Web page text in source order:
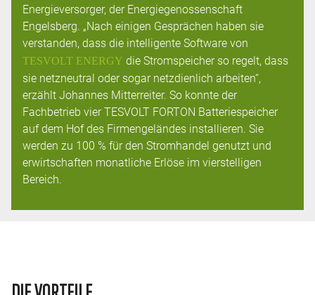
Energieversorger, der Energiegenossenschaft
Engelsberg. „Nach einigen Gesprächen haben sie
verstanden, dass die intelligente Software von
TESVOLT ENERGY die Stromspeicher so regelt, dass
sie netzneutral oder sogar netzdienlich arbeiten“,
erzählt Johannes Mitterreiter. So konnte der
Fachbetrieb vier TESVOLT FORTON Batteriespeicher
auf dem Hof des Firmengeländes installieren. Sie
werden zu 100 % für den Stromhandel genutzt und
erwirtschaften monatliche Erlöse im vierstelligen
Bereich.